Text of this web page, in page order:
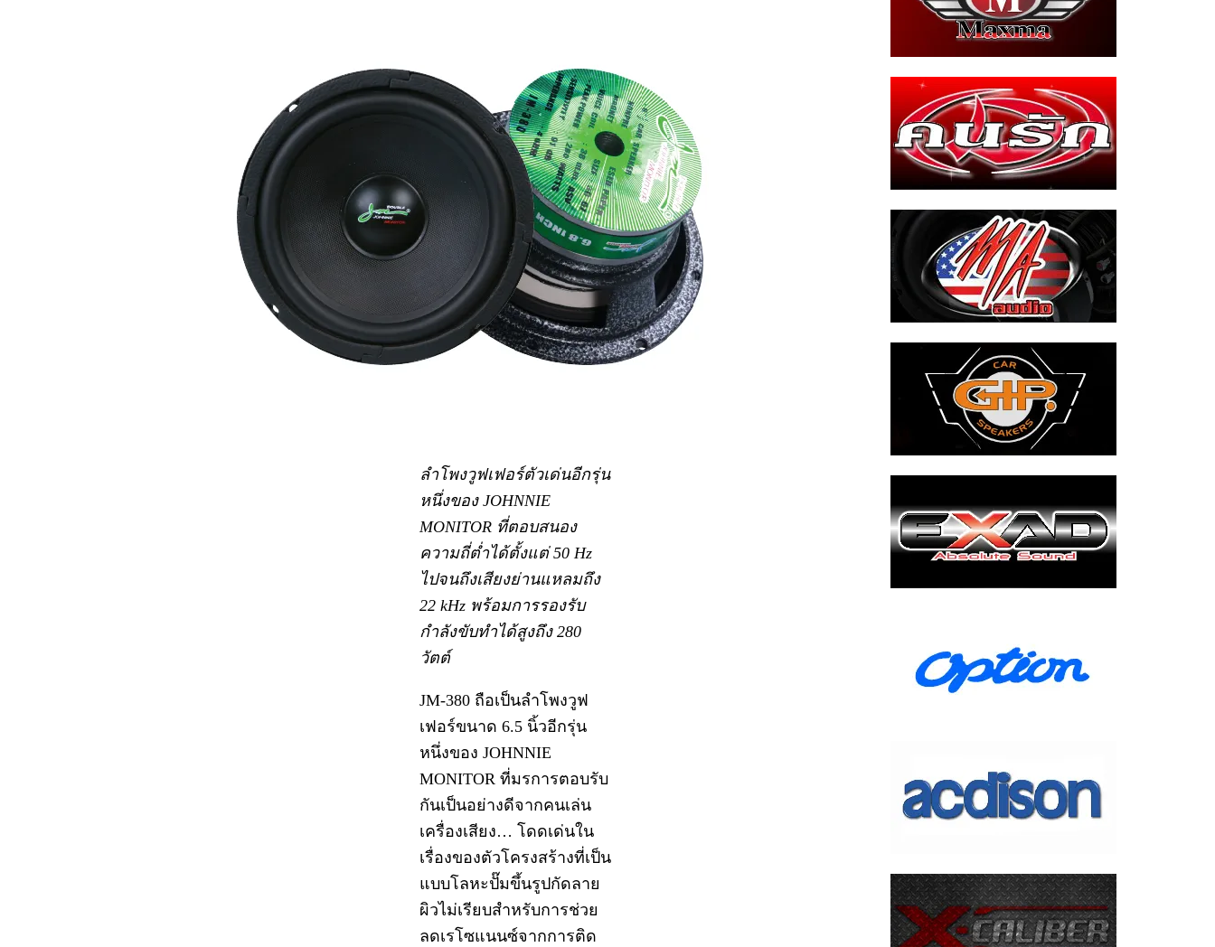
ลำโพงวูฟเฟอร์ตัวเด่นอีกรุ่น
หนึ่งของ JOHNNIE
MONITOR ที่ตอบสนอง
ความถี่ต่ำได้ตั้งแต่ 50 Hz
ไปจนถึงเสียงย่านแหลมถึง
22 kHz พร้อมการรองรับ
กำลังขับทำได้สูงถึง 280
วัตต์
JM-380 ถือเป็นลำโพงวูฟ
เฟอร์ขนาด 6.5 นิ้วอีกรุ่น
หนึ่งของ JOHNNIE
MONITOR ที่มรการตอบรับ
กันเป็นอย่างดีจากคนเล่น
เครื่องเสียง… โดดเด่นใน
เรื่องของตัวโครงสร้างที่เป็น
แบบโลหะปั๊มขึ้นรูปกัดลาย
ผิวไม่เรียบสำหรับการช่วย
ลดเรโซแนนซ์จากการติด